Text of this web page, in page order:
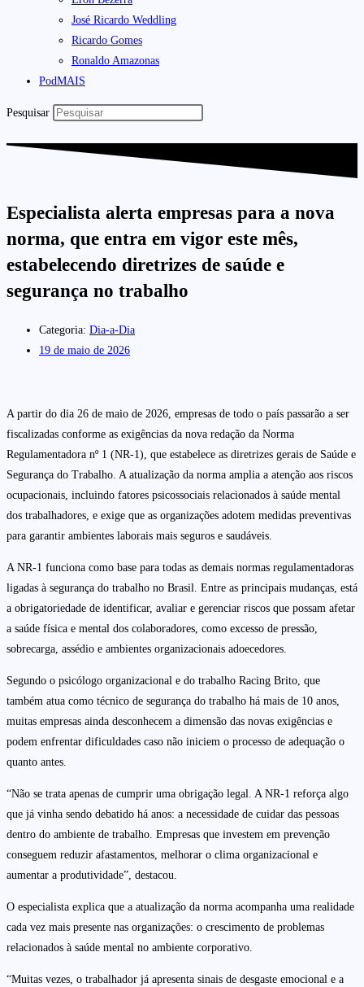
José Ricardo Weddling
Ricardo Gomes
Ronaldo Amazonas
PodMAIS
Pesquisar
Especialista alerta empresas para a nova
norma, que entra em vigor este mês,
estabelecendo diretrizes de saúde e
segurança no trabalho
Categoria: Dia-a-Dia
19 de maio de 2026
A partir do dia 26 de maio de 2026, empresas de todo o país passarão a ser
fiscalizadas conforme as exigências da nova redação da Norma
Regulamentadora nº 1 (NR-1), que estabelece as diretrizes gerais de Saúde e
Segurança do Trabalho. A atualização da norma amplia a atenção aos riscos
ocupacionais, incluindo fatores psicossociais relacionados à saúde mental
dos trabalhadores, e exige que as organizações adotem medidas preventivas
para garantir ambientes laborais mais seguros e saudáveis.
A NR-1 funciona como base para todas as demais normas regulamentadoras
ligadas à segurança do trabalho no Brasil. Entre as principais mudanças, está
a obrigatoriedade de identificar, avaliar e gerenciar riscos que possam afetar
a saúde física e mental dos colaboradores, como excesso de pressão,
sobrecarga, assédio e ambientes organizacionais adoecedores.
Segundo o psicólogo organizacional e do trabalho Racing Brito, que
também atua como técnico de segurança do trabalho há mais de 10 anos,
muitas empresas ainda desconhecem a dimensão das novas exigências e
podem enfrentar dificuldades caso não iniciem o processo de adequação o
quanto antes.
“Não se trata apenas de cumprir uma obrigação legal. A NR-1 reforça algo
que já vinha sendo debatido há anos: a necessidade de cuidar das pessoas
dentro do ambiente de trabalho. Empresas que investem em prevenção
conseguem reduzir afastamentos, melhorar o clima organizacional e
aumentar a produtividade”, destacou.
O especialista explica que a atualização da norma acompanha uma realidade
cada vez mais presente nas organizações: o crescimento de problemas
relacionados à saúde mental no ambiente corporativo.
“Muitas vezes, o trabalhador já apresenta sinais de desgaste emocional e a